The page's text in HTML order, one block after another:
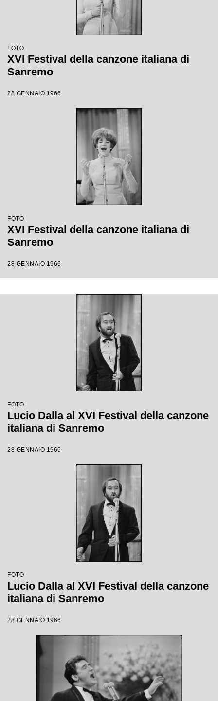
FOTO
XVI Festival della canzone italiana di
Sanremo
28 GENNAIO 1966
FOTO
XVI Festival della canzone italiana di
Sanremo
28 GENNAIO 1966
FOTO
Lucio Dalla al XVI Festival della canzone
italiana di Sanremo
28 GENNAIO 1966
FOTO
Lucio Dalla al XVI Festival della canzone
italiana di Sanremo
28 GENNAIO 1966